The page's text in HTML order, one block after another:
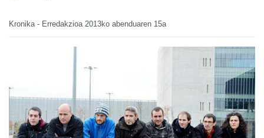
Kronika - Erredakzioa 2013ko abenduaren 15a